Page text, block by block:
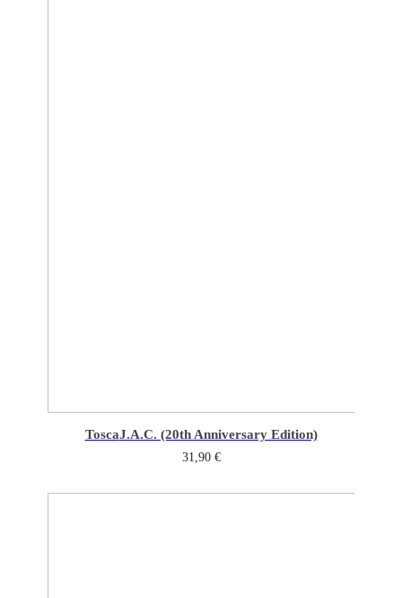
ToscaJ.A.C. (20th Anniversary Edition)
31,90 €